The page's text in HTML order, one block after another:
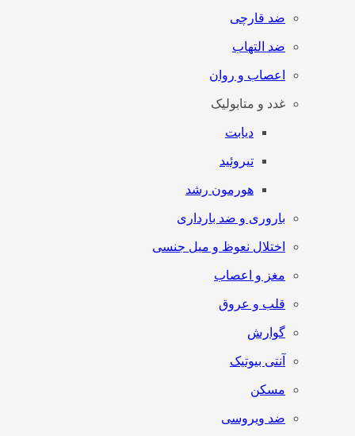
ضد قارچی
ضد التهاب
اعصاب و روان
غدد و متابولیک
دیابت
تیروئید
هورمون رشد
باروری و ضد بارداری
اختلال نعوظ و میل جنسی
مغز و اعصاب
قلب و عروق
گوارش
آنتی‌ بیوتیک
مسکن
ضد ویروسی